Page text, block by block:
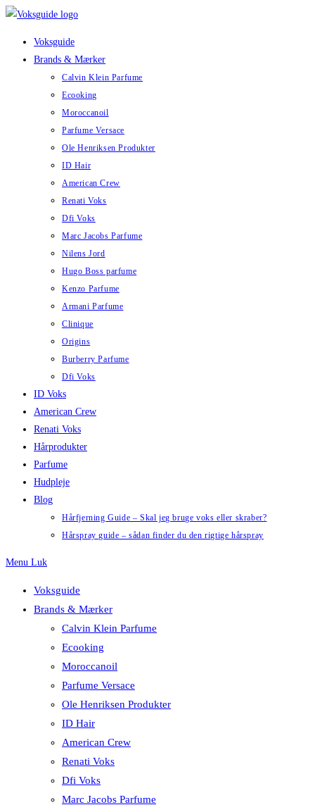
Skip
Voksguide
Brands & Mærker
Calvin Klein Parfume
Ecooking
Moroccanoil
Parfume Versace
Ole Henriksen Produkter
ID Hair
American Crew
Renati Voks
Dfi Voks
Marc Jacobs Parfume
Nilens Jord
Hugo Boss parfume
Kenzo Parfume
Armani Parfume
Clinique
Origins
Burberry Parfume
Dfi Voks
ID Voks
American Crew
Renati Voks
Hårprodukter
Parfume
Hudpleje
Blog
Hårfjerning Guide – Skal jeg bruge voks eller skraber?
Hårspray guide – sådan finder du den rigtige hårspray
Menu Luk
Voksguide
Brands & Mærker
Calvin Klein Parfume
Ecooking
Moroccanoil
Parfume Versace
Ole Henriksen Produkter
ID Hair
American Crew
Renati Voks
Dfi Voks
Marc Jacobs Parfume